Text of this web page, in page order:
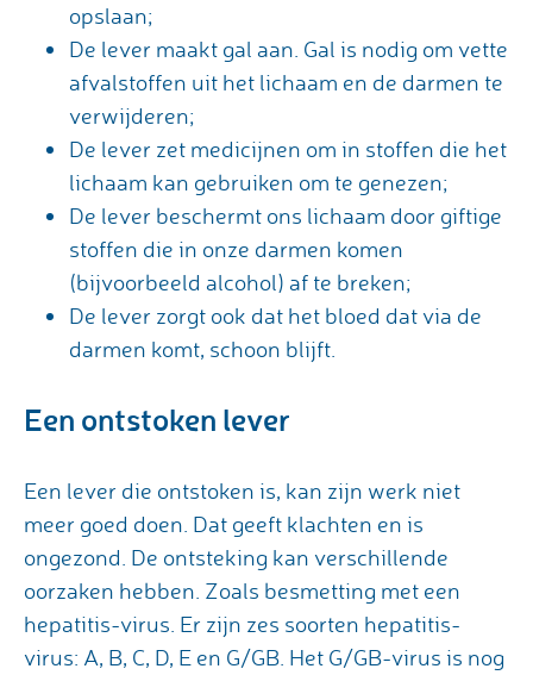
opslaan;
De lever maakt gal aan. Gal is nodig om vette
afvalstoffen uit het lichaam en de darmen te
verwijderen;
De lever zet medicijnen om in stoffen die het
lichaam kan gebruiken om te genezen;
De lever beschermt ons lichaam door giftige
stoffen die in onze darmen komen
(bijvoorbeeld alcohol) af te breken;
De lever zorgt ook dat het bloed dat via de
darmen komt, schoon blijft.
Een ontstoken lever
Een lever die ontstoken is, kan zijn werk niet
meer goed doen. Dat geeft klachten en is
ongezond. De ontsteking kan verschillende
oorzaken hebben. Zoals besmetting met een
hepatitis-virus. Er zijn zes soorten hepatitis-
virus: A, B, C, D, E en G/GB. Het G/GB-virus is nog